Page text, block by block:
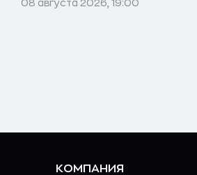
08 августа 2026, 19:00
КОМПАНИЯ